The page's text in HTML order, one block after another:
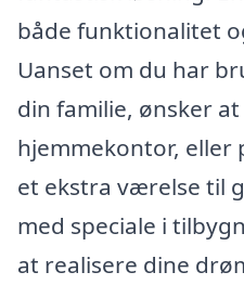
både funktionalitet
Uanset om du har
din familie, ønsker
hjemmekontor,
et ekstra værelse til
med speciale i
at realisere dine